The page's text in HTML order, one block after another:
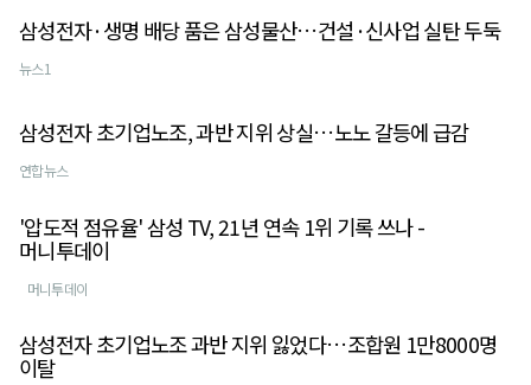
삼성전자·생명 배당 품은 삼성물산…건설·신사업 실탄 두둑
뉴스1
삼성전자 초기업노조, 과반 지위 상실…노노 갈등에 급감
연합뉴스
'압도적 점유율' 삼성 TV, 21년 연속 1위 기록 쓰나 -
머니투데이
머니투데이
삼성전자 초기업노조 과반 지위 잃었다…조합원 1만8000명
이탈